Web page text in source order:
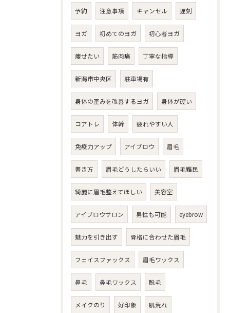
予約 注意事項 キャンセル 遅刻
ヨガ 初めてのヨガ 初心者ヨガ
痩せたい 筋肉痛 丁寧な指導
新潟市中央区 駐車場有
身体の歪みを改善するヨガ 身体が硬い
コアトレ 体幹 疲れやすい人
免疫力アップ アイブロウ 眉毛
書き方 眉毛どうしたらいい 眉毛難民
綺麗に眉毛整えてほしい 美容室
アイブロウサロン 男性も可能 eyebrow
魅力を引き出す 骨格に合わせた眉毛
フェイスファックス 眉毛ワックス
鼻毛 鼻毛ワックス 脱毛
メイクのり 好印象 肌荒れ